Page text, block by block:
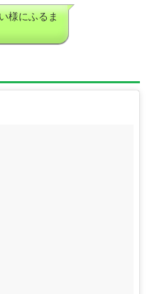
様にふるま